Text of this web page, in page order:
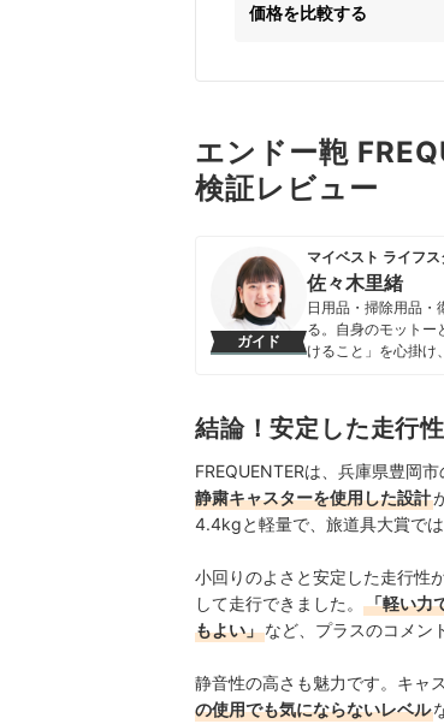
価格を比較する
エンドー鞄
検証レビュー
ガイド
マイベスト ライフ
佐々木里緒
日用品・掃除用品
る。自身のモットー
けること」を心掛け
結論！安定した走行
FREQUENTERは、兵庫県豊岡
静粛キャスターを使用した設計
4.4kgと軽量で、旅道具大賞で
小回りのよさと安定した走行性
して走行できました。
「軽い力
もよい」など、プラスのコメン
静音性の高さも魅力です。キャ
の使用でも気にならないレベル